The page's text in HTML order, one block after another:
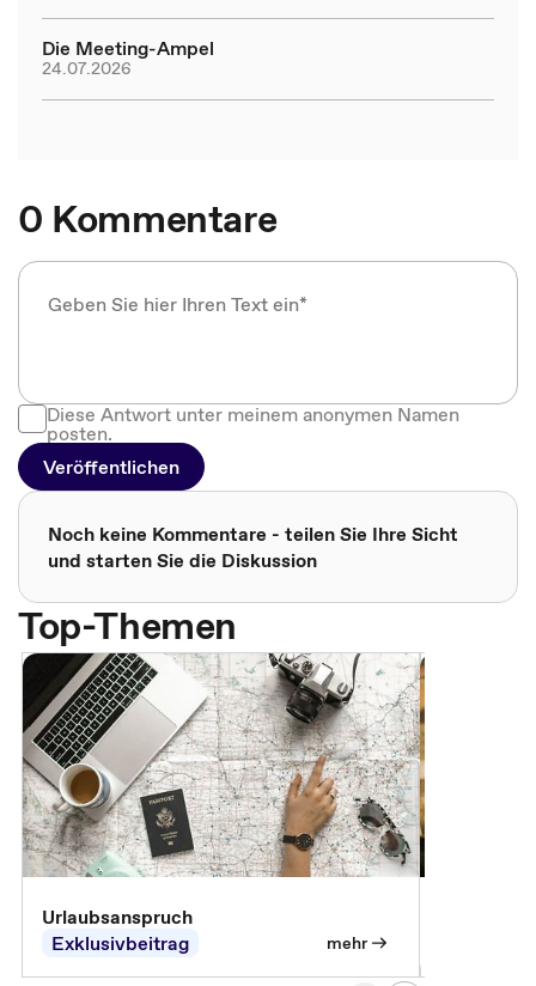
Die Meeting-Ampel
24.07.2026
0 Kommentare
Diese Antwort unter meinem anonymen Namen
posten.
Veröffentlichen
Noch keine Kommentare - teilen Sie Ihre Sicht
und starten Sie die Diskussion
Top-Themen
Urlaubsanspruch
Exklusivbeitrag
mehr